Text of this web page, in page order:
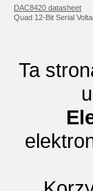
DAC8420 datasheet
Quad 12-Bit Serial
Ta